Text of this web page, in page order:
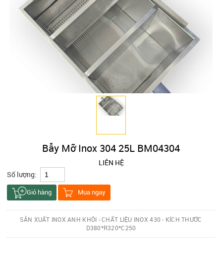
Bẫy Mỡ Inox 304 25L BM04304
LIÊN HỆ
Số lượng:
Giỏ hàng Mua ngay
SẢN XUẤT INOX ANH KHÔI - CHẤT LIỆU INOX 430 - KÍCH THƯỚC
D380*R320*C250